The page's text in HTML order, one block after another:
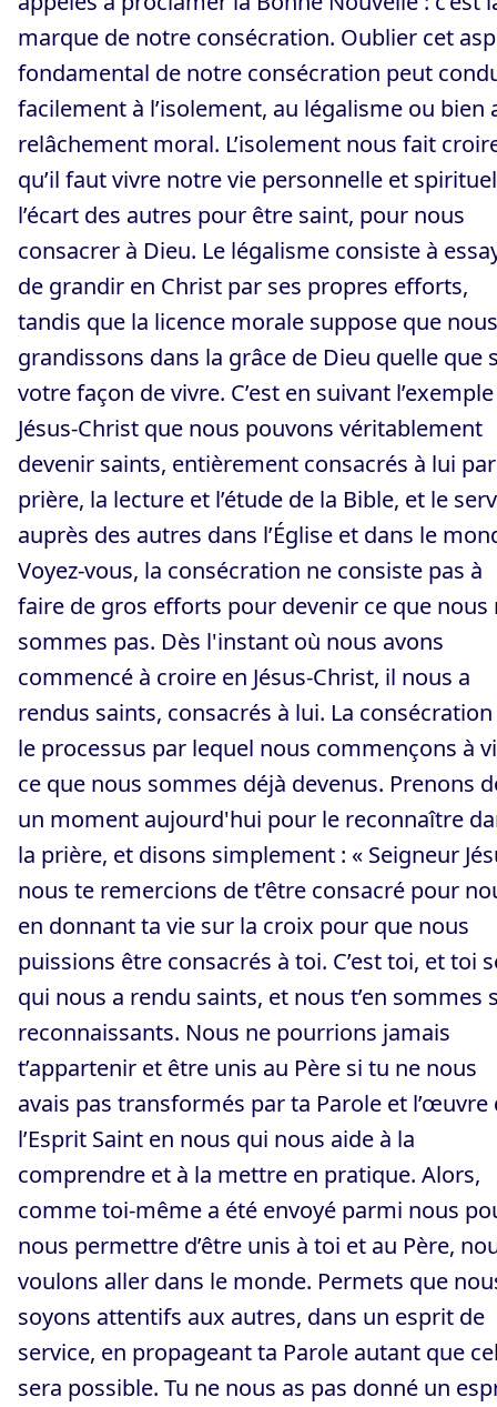
marque de notre consécration. Oublier cet
fondamental de notre consécration peut
facilement à l’isolement, au légalisme ou bien
relâchement moral. L’isolement nous fait
qu’il faut vivre notre vie personnelle et
l’écart des autres pour être saint, pour nous
consacrer à Dieu. Le légalisme consiste à
de grandir en Christ par ses propres efforts,
tandis que la licence morale suppose que nous
grandissons dans la grâce de Dieu quelle que
votre façon de vivre. C’est en suivant
Jésus-Christ que nous pouvons véritablement
devenir saints, entièrement consacrés à lui
prière, la lecture et l’étude de la Bible, et le
auprès des autres dans l’Église et dans le
Voyez-vous, la consécration ne consiste pas à
faire de gros efforts pour devenir ce que nous
sommes pas. Dès l'instant où nous avons
commencé à croire en Jésus-Christ, il nous a
rendus saints, consacrés à lui. La
le processus par lequel nous commençons à
ce que nous sommes déjà devenus. Prenons
un moment aujourd'hui pour le reconnaître
la prière, et disons simplement : « Seigneur
nous te remercions de t’être consacré pour
en donnant ta vie sur la croix pour que nous
puissions être consacrés à toi. C’est toi, et toi
qui nous a rendu saints, et nous t’en sommes
reconnaissants. Nous ne pourrions jamais
t’appartenir et être unis au Père si tu ne nous
avais pas transformés par ta Parole et l’œuvre
l’Esprit Saint en nous qui nous aide à la
comprendre et à la mettre en pratique. Alors,
comme toi-même a été envoyé parmi nous
nous permettre d’être unis à toi et au Père,
voulons aller dans le monde. Permets que
soyons attentifs aux autres, dans un esprit de
service, en propageant ta Parole autant que
sera possible. Tu ne nous as pas donné un